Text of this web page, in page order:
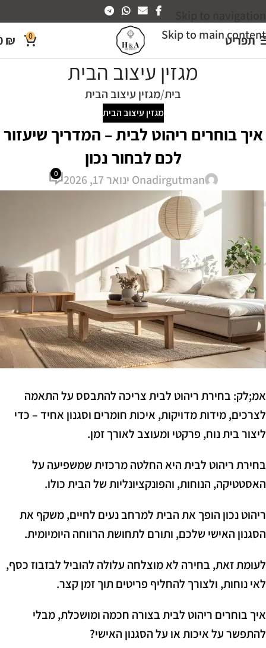
Skip to main content
תפריט 0
₪
מגזין עיצוב הבית
בית מגזין עיצוב הבית
מגזין עיצוב הבית
איך בוחרים ריהוט לבית – המדריך שיעזור
לכם לבחור נכון
adirgutmanOn ינואר 17, 2026 0
אמ;לק: בחירת ריהוט לבית צריכה להתבסס על התאמה
לצרכים, מידות מדויקות, איכות חומרים וסגנון אחיד – כדי
ליצור בית נוח, פרקטי ומעוצב לאורך זמן.
בחירת ריהוט לבית היא החלטה מרכזית שמשפיעה על
האסטטיקה, הנוחות, והפונקציונליות של הבית כולו.
ריהוט נכון הופך את הבית למרחב נעים לחיים, משקף את
הסגנון האישי שלכם, ותורם לתחושת הרווחה היומיומית.
לעומת זאת, בחירה לא מוצלחה עלולה להוביל לבזבוז כסף,
לאי נוחות, ולצורך להחליף פריטים תוך זמן קצר.
איך בוחרים ריהוט לבית בצורה חכמה ומושכלת, מבלי
להתפשר על איכות או על הסגנון האישי?